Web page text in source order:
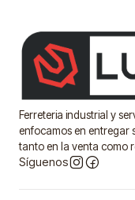
Ferreteria industrial y
enfocamos en entregar
tanto en la venta como
Síguenos